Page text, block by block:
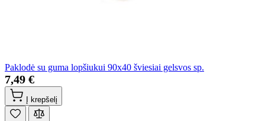
Paklodė su guma lopšiukui 90x40 šviesiai gelsvos sp.
7,49 €
Į krepšelį